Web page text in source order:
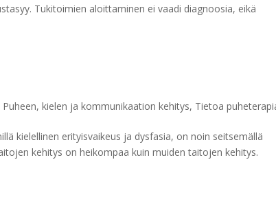
Tukitoimien aloittaminen ei vaadi diagnoosia, eikä
Puheen, kielen ja kommunikaation kehitys, Tietoa
kielellinen erityisvaikeus ja dysfasia, on noin seitsemällä
kehitys on heikompaa kuin muiden taitojen kehitys.